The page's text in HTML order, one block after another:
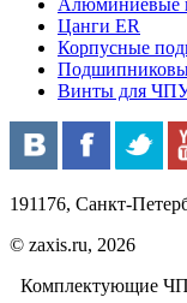
Цанги ER
Корпусные
Винты для ЧПУ
191176, Санкт-
© zaxis.ru, 2026
Комплектующие